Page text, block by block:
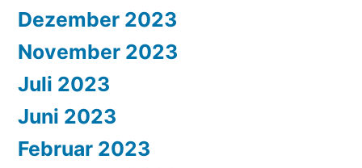
Dezember 2023
November 2023
Juli 2023
Juni 2023
Februar 2023